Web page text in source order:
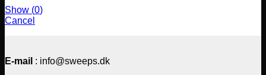
Show (0)
Cancel
E-mail : info@sweeps.dk